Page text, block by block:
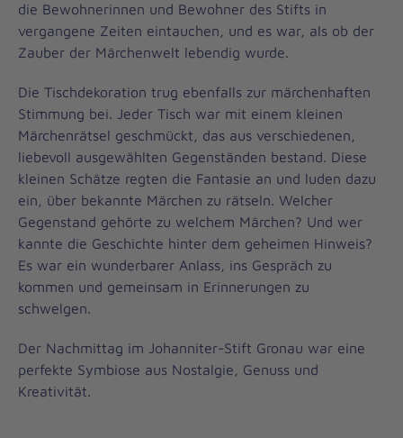
die Bewohnerinnen und Bewohner des Stifts in
vergangene Zeiten eintauchen, und es war, als ob der
Zauber der Märchenwelt lebendig wurde.
Die Tischdekoration trug ebenfalls zur märchenhaften
Stimmung bei. Jeder Tisch war mit einem kleinen
Märchenrätsel geschmückt, das aus verschiedenen,
liebevoll ausgewählten Gegenständen bestand. Diese
kleinen Schätze regten die Fantasie an und luden dazu
ein, über bekannte Märchen zu rätseln. Welcher
Gegenstand gehörte zu welchem Märchen? Und wer
kannte die Geschichte hinter dem geheimen Hinweis?
Es war ein wunderbarer Anlass, ins Gespräch zu
kommen und gemeinsam in Erinnerungen zu
schwelgen.
Der Nachmittag im Johanniter-Stift Gronau war eine
perfekte Symbiose aus Nostalgie, Genuss und
Kreativität.